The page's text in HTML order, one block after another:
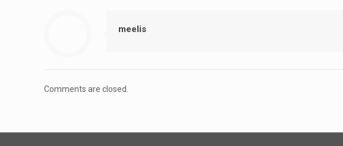
meelis
Comments are closed.